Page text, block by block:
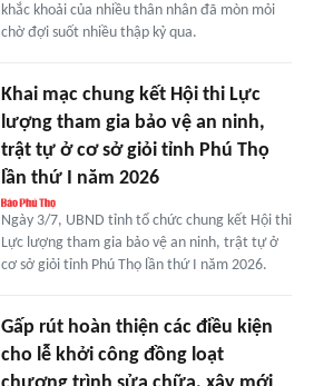
khắc khoải của nhiều thân nhân đã mòn mỏi
chờ đợi suốt nhiều thập kỷ qua.
Khai mạc chung kết Hội thi Lực
lượng tham gia bảo vệ an ninh,
trật tự ở cơ sở giỏi tỉnh Phú Thọ
lần thứ I năm 2026
Ngày 3/7, UBND tỉnh tổ chức chung kết Hội thi
Lực lượng tham gia bảo vệ an ninh, trật tự ở
cơ sở giỏi tỉnh Phú Thọ lần thứ I năm 2026.
Gấp rút hoàn thiện các điều kiện
cho lễ khởi công đồng loạt